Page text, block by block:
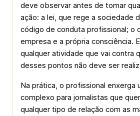
deve observar antes de tomar
ação: a lei, que rege a sociedade
código de conduta profissional; o
empresa e a própria consciência.
qualquer atividade que vai contra
desses pontos não deve ser
Na prática, o profissional enxerga
complexo para jornalistas que
qualquer tipo de relação com as